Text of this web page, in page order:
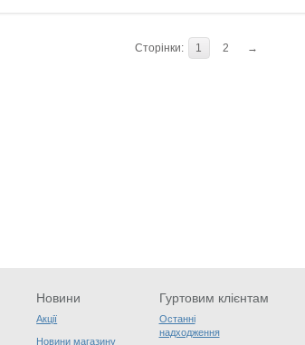
Сторінки: 1 2 →
Новини
Акції
Новини магазину
Гуртовим клієнтам
Останні
надходження